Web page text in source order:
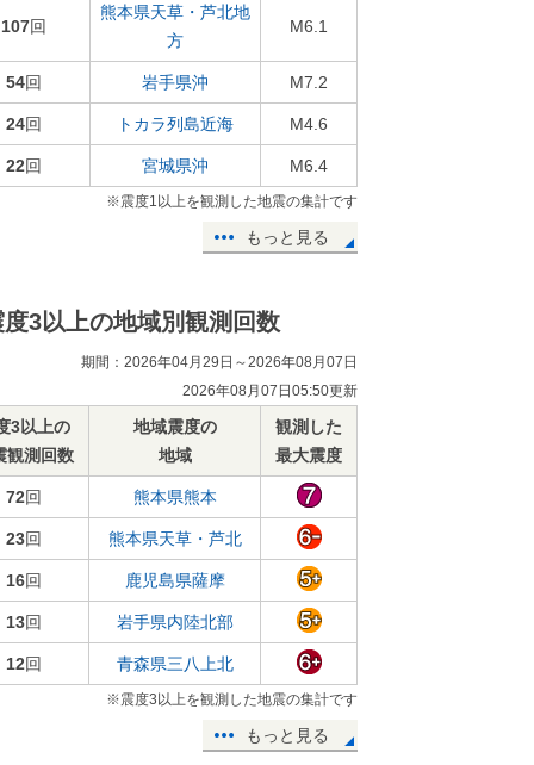
107回
熊本県天草・芦北地
方
M6.1
54回 岩手県沖 M7.2
24回 トカラ列島近海 M4.6
22回 宮城県沖 M6.4
※震度1以上を観測した地震の集計です
もっと見る
度3以上の地域別観測回数
期間：2026年04月29日～2026年08月07日
2026年08月07日05:50更新
3以上の
観測回数
地域震度の
地域
観測した
最大震度
72回 熊本県熊本
23回 熊本県天草・芦北
16回 鹿児島県薩摩
13回 岩手県内陸北部
12回 青森県三八上北
※震度3以上を観測した地震の集計です
もっと見る